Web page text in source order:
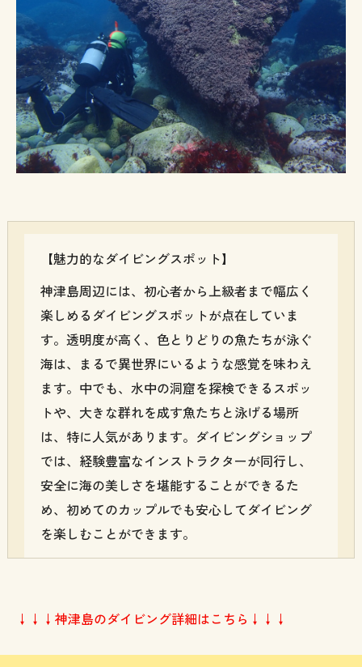
【魅力的なダイビングスポット】
神津島周辺には、初心者から上級者まで幅広く
楽しめるダイビングスポットが点在していま
す。透明度が高く、色とりどりの魚たちが泳ぐ
海は、まるで異世界にいるような感覚を味わえ
ます。中でも、水中の洞窟を探検できるスポッ
トや、大きな群れを成す魚たちと泳げる場所
は、特に人気があります。ダイビングショップ
では、経験豊富なインストラクターが同行し、
安全に海の美しさを堪能することができるた
め、初めてのカップルでも安心してダイビング
を楽しむことができます。
↓↓↓神津島のダイビング詳細はこちら↓↓↓